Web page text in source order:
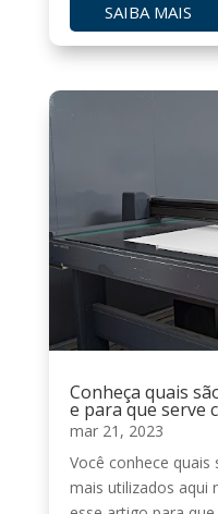
SAIBA MAIS
Conheça quais
e para que serve
mar 21, 2023
Você conhece
mais utilizados aqui